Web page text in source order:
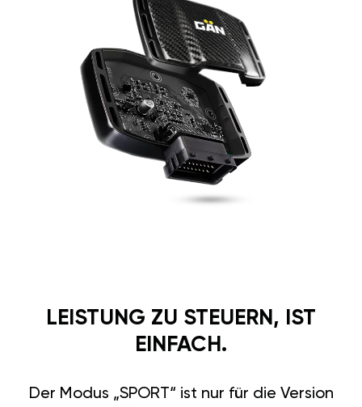
LEISTUNG ZU STEUERN, IST
EINFACH.
Der Modus „SPORT“ ist nur für die Version